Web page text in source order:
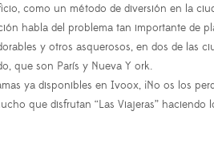
como un método de diversión en la
habla del problema tan importante de
y otros asquerosos, en dos de las
que son París y Nueva Y ork.
ya disponibles en Ivoox, ¡No os los
que disfrutan “Las Viajeras” haciendo